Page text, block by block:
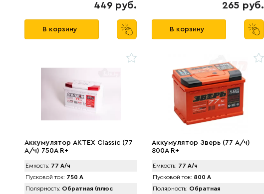
449 руб.
В корзину
265 руб.
В корзину
Аккумулятор АКТЕХ Classic (77
А/ч) 750A R+
Емкость: 77 А/ч
Пусковой ток: 750 А
Полярность: Обратная (плюс
Аккумулятор Зверь (77 А/ч)
800A R+
Емкость: 77 А/ч
Пусковой ток: 800 А
Полярность: Обратная